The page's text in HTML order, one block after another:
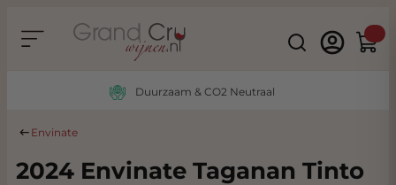
Search
Duurzaam & CO2 Neutraal
Envinate
2024 Envinate Taganan Tinto